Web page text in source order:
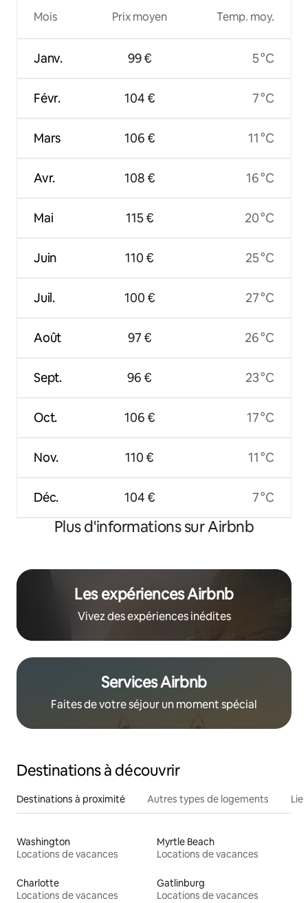
Mois
Janv.
Févr.
Mars
Avr.
Mai
Juin
Juil.
Août
Sept.
Oct.
Nov.
Déc.
Prix moyen
99 €
104 €
106 €
108 €
115 €
110 €
100 €
97 €
96 €
106 €
110 €
104 €
Temp. moy.
5 °C
7 °C
11 °C
16 °C
20 °C
25 °C
27 °C
26 °C
23 °C
17 °C
11 °C
7 °C
Plus d'informations sur Airbnb
Les expériences Airbnb
Vivez des expériences inédites
Services Airbnb
Faites de votre séjour un moment spécial
Destinations à découvrir
Destinations à proximité Autres types de logements
Washington
Locations de vacances
Myrtle Beach
Locations de vacances
Charlotte
Locations de vacances
Gatlinburg
Locations de vacances